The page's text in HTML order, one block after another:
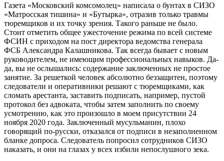
Газета «Московский комсомолец» написала о бунтах в СИЗО
«Матросская тишина» и «Бутырка», отразив только травмы
тюремщиков и их точку зрения. Такого раньше не было.
Стоит отметить общее ужесточение режима по всей системе
ФСИН с приходом на пост директора ведомства генерала
ФСБ Александра Калашникова. Так всегда бывает с новым
руководителем, не имеющим профессиональных навыков. Да-
да, вы не ослышались: содержание заключенных не простое
занятие. За решеткой человек абсолютно беззащитен, поэтому
следователи и оперативники решают с тюремщиками, как
сломать арестанта, заставить подписать, например, пустой
протокол без адвоката, чтобы затем заполнить по своему
усмотрению, как это произошло в моем присутствии 24
ноября 2020 года. Заключенный мусульманин, плохо
говорящий по-русски, отказался от подписи в незаполненном
бланке допроса. Следователь попросил сотрудников СИЗО
наказать, и они на глазах у всех избили непослушного зека.